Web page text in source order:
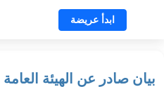
ابدأ عريضة
بيان صادر عن الهيئة العامة